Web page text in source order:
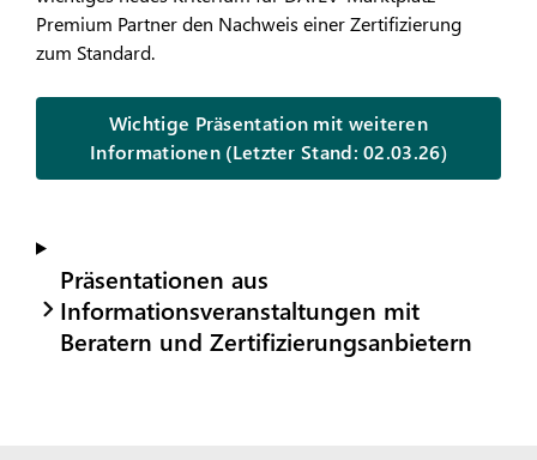
Premium Partner den Nachweis einer Zertifizierung
zum Standard.
Wichtige Präsentation mit weiteren
Informationen (Letzter Stand: 02.03.26)
Präsentationen aus
Informationsveranstaltungen mit
Beratern und Zertifizierungsanbietern